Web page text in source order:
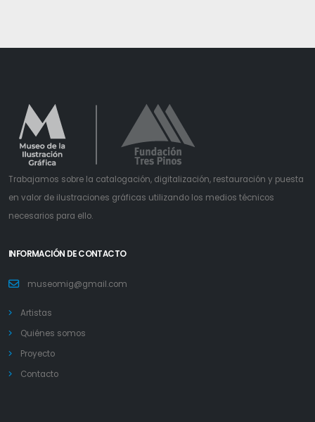
Trabajamos sobre la catalogación, digitalización, restauración y puesta
en valor de ilustraciones gráficas utilizando los medios técnicos
necesarios para ello.
INFORMACIÓN DE CONTACTO
museomig@gmail.com
Artistas
Quiénes somos
Proyecto
Contacto